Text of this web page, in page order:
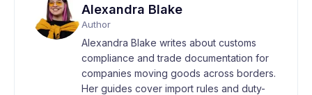
Alexandra Blake
Author
Alexandra Blake writes about customs
compliance and trade documentation for
companies moving goods across borders.
Her guides cover import rules and duty-